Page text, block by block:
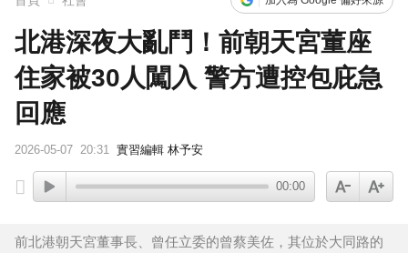
北港深夜大亂鬥！前朝天宮董座
住家被30人闖入 警方遭控包庇急
回應
2026-05-07 20:31 實習編輯 林予安
00:00
前北港朝天宮董事長、曾任立委的曾蔡美佐，其位於大同路的